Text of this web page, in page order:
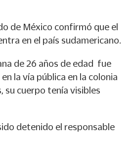
de México confirmó que el
en el país sudamericano.
de 26 años de edad fue
la vía pública en la colonia
su cuerpo tenía visibles
detenido el responsable